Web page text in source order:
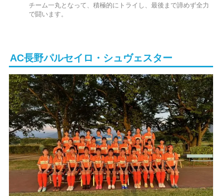
チーム一丸となって、積極的にトライし、最後まで諦めず全力
で闘います。
AC長野パルセイロ・シュヴェスター